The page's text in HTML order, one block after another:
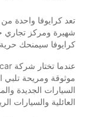
تعد كرايوفا واحدة
شهيرة ومركز تجاري
كرايوفا سيمنحك
السيارات الجديدة
العائلية والسيارات